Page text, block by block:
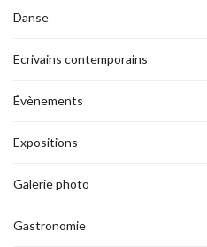
Danse
Ecrivains contemporains
Évènements
Expositions
Galerie photo
Gastronomie